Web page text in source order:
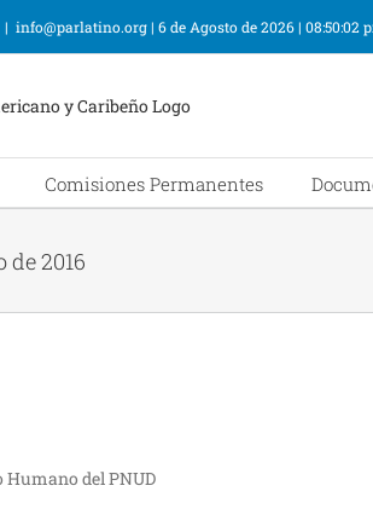
| info@parlatino.org| 6 de Agosto de 2026| 08:50:02
Comisiones Permanentes
de 2016
del PNUD